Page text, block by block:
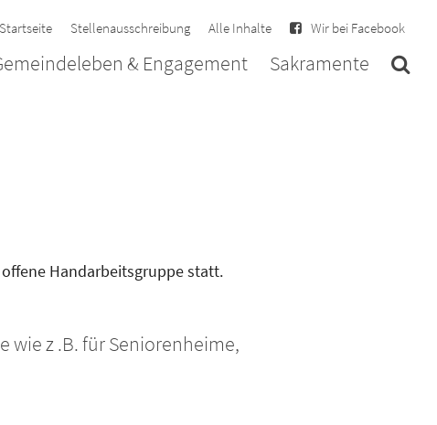
Startseite Stellenausschreibung Alle Inhalte Wir bei Facebook
& Engagement Sakramente
Handarbeitsgruppe statt.
z .B. für Seniorenheime,